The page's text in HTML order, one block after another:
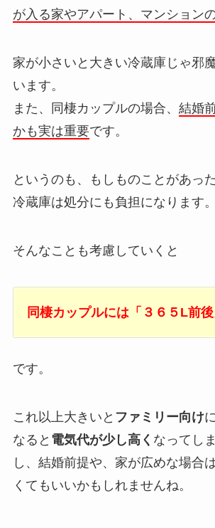
が入る家やアパート、マンション
家が小さいと大きい冷蔵庫じゃ邪
います。
また、同棲カップルの場合、 結婚
かも実は重要です。
というのも、もしものことがあっ
冷蔵庫は処分にも負担になります。
そんなことも考慮していくと
同棲カップルには「３６５L前
です。
これ以上大きいと ファミリー向け
なると 電気代が少し高く なってし
し、結婚前提や、家が広めな場合
くてもいいかもしれませんね。